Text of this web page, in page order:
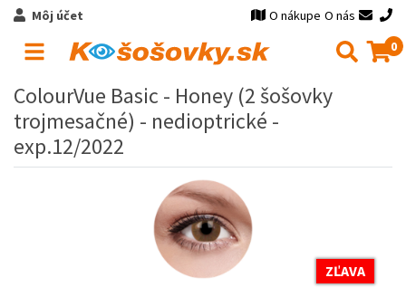
Môj účet O nákupe O nás
0
ColourVue Basic - Honey (2 šošovky
trojmesačné) - nedioptrické -
exp.12/2022
ZĽAVA